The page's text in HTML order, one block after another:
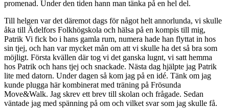
promenad. Under den tiden hann man tänka på en hel del.
Till helgen var det däremot dags för något helt annorlunda, vi skulle
åka till Ädelfors Folkhögskola och hälsa på en kompis till mig,
Patrik Vi fick bo i hans gamla rum, numera hade han flyttat in hos
sin tjej, och han var mycket mån om att vi skulle ha det så bra som
möjligt. Första kvällen där tog vi det ganska lugnt, vi satt hemma
hos Patrik och hans tjej och snackade. Nästa dag hjälpte jag Patrik
lite med datorn. Under dagen så kom jag på en idé. Tänk om jag
kunde plugga här kombinerat med träning på Frösunda
Move&Walk. Jag skrev ett brev till skolan och frågade. Sedan
väntade jag med spänning på om och vilket svar som jag skulle få.